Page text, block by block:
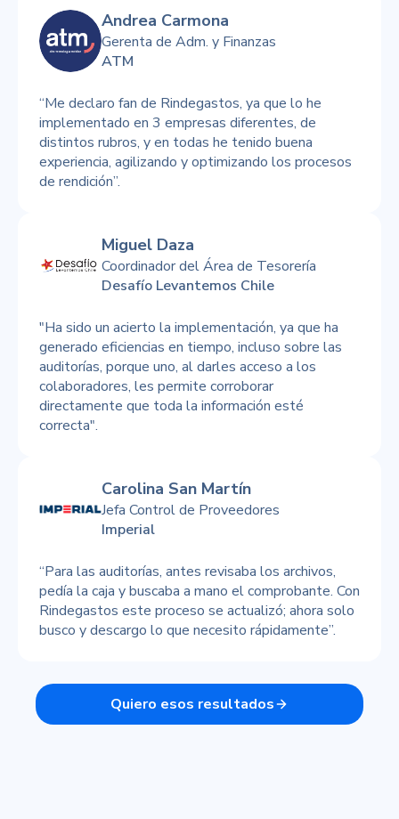
Andrea Carmona
Gerenta de Adm. y Finanzas
ATM
“Me declaro fan de Rindegastos, ya que lo he
implementado en 3 empresas diferentes, de
distintos rubros, y en todas he tenido buena
experiencia, agilizando y optimizando los procesos
de rendición”.
Miguel Daza
Coordinador del Área de Tesorería
Desafío Levantemos Chile
"Ha sido un acierto la implementación, ya que ha
generado eficiencias en tiempo, incluso sobre las
auditorías, porque uno, al darles acceso a los
colaboradores, les permite corroborar
directamente que toda la información esté
correcta".
Carolina San Martín
Jefa Control de Proveedores
Imperial
“Para las auditorías, antes revisaba los archivos,
pedía la caja y buscaba a mano el comprobante. Con
Rindegastos este proceso se actualizó; ahora solo
busco y descargo lo que necesito rápidamente”.
Quiero esos resultados